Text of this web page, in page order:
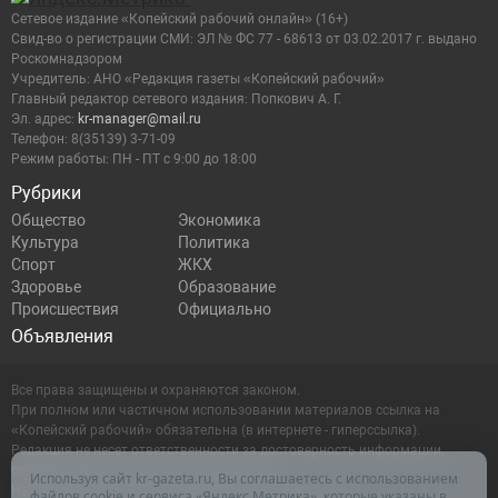
Рубрики
Общество
Экономика
Культура
Политика
Спорт
ЖКХ
Здоровье
Образование
Происшествия
Официально
Объявления
Сетевое издание «Копейский рабочий онлайн» (16+)
Cвид-во о регистрации СМИ: ЭЛ № ФС 77 - 68613 от 03.02.2017 г. выдано
Роскомнадзором
Учредитель: АНО «Редакция газеты «Копейский рабочий»
Главный редактор сетевого издания: Попкович А. Г.
Эл. адрес: kr-manager@mail.ru
Телефон: 8(35139) 3-71-09
Режим работы: ПН - ПТ с 9:00 до 18:00
Все права защищены и охраняются законом.
При полном или частичном использовании материалов ссылка на
«Копейский рабочий» обязательна (в интернете - гиперссылка).
Редакция не несет ответственности за достоверность информации,
содержащейся в рекламных объявлениях.
Настоящий ресурс может содержать материалы 16+
Используя сайт kr-gazeta.ru, Вы соглашаетесь с использованием